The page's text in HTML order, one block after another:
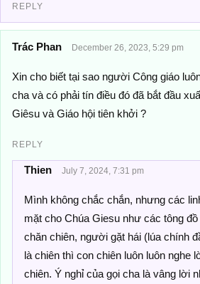
REPLY
Trác Phan December 26, 2023, 5:29 pm
Xin cho biết tại sao người Công giáo
cha và có phải tín điều đó đã bắt đầu
Giêsu và Giáo hội tiên khởi ?
REPLY
Thien July 7, 2024, 7:31 pm
Mình không chắc chắn, nhưng các
mặt cho Chúa Giesu như các tông
chăn chiên, người gặt hái (lúa chính
là chiên thì con chiên luôn luôn nghe
chiên. Ý nghỉ của gọi cha là vâng lời